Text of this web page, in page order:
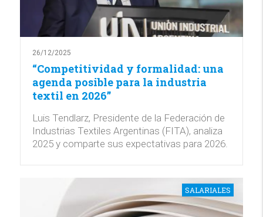
26/12/2025
“Competitividad y formalidad: una
agenda posible para la industria
textil en 2026”
Luis Tendlarz, Presidente de la Federación de
Industrias Textiles Argentinas (FITA), analiza
2025 y comparte sus expectativas para 2026.
SALARIALES